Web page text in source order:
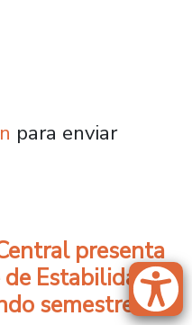
Vera por futura
para enviar
presenta
Estabilidad
semestre